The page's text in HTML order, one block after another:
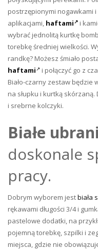
postrzępionymi nogawkami
aplikacjami, haftami
i
wybrać jednolitą kurtkę
torebkę średniej wielkości.
randkę? Możesz śmiało
haftami
i połączyć go z
Biało-czarny zestaw będzie
na słupku i kurtką
i srebrne kolczyki.
Białe
doskonale
pracy.
Dobrym wyborem jestbiała
rękawami długości 3/4 i
pastelowe dodatki, na
pojemną torebkę, szpilki i
miejsca, gdzie nie